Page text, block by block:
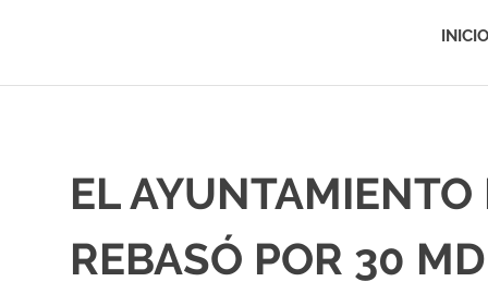
INICIO
EL
REBASÓ POR 30